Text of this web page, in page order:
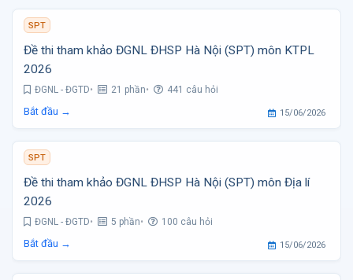
SPT
Đề thi tham khảo ĐGNL ĐHSP Hà Nội (SPT) môn KTPL
2026
ĐGNL - ĐGTD 21 phần 441 câu hỏi
Bắt đầu → 15/06/2026
SPT
Đề thi tham khảo ĐGNL ĐHSP Hà Nội (SPT) môn Địa lí
2026
ĐGNL - ĐGTD 5 phần 100 câu hỏi
Bắt đầu → 15/06/2026